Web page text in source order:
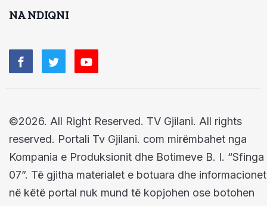
NA NDIQNI
©2026. All Right Reserved. TV Gjilani. All rights
reserved. Portali Tv Gjilani. com mirëmbahet nga
Kompania e Produksionit dhe Botimeve B. I. “Sfinga
07”. Të gjitha materialet e botuara dhe informacionet
në këtë portal nuk mund të kopjohen ose botohen